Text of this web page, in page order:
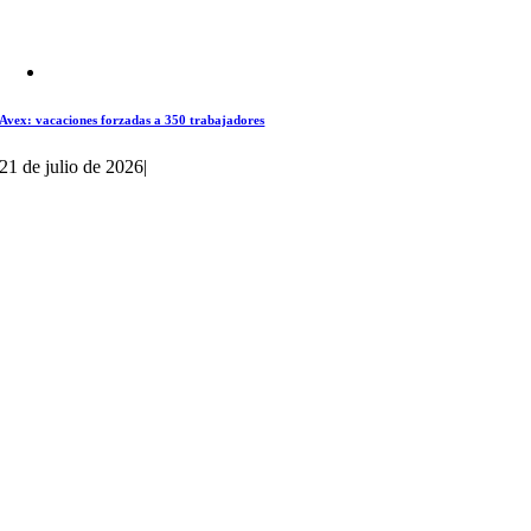
Avex: vacaciones forzadas a 350 trabajadores
21 de julio de 2026|